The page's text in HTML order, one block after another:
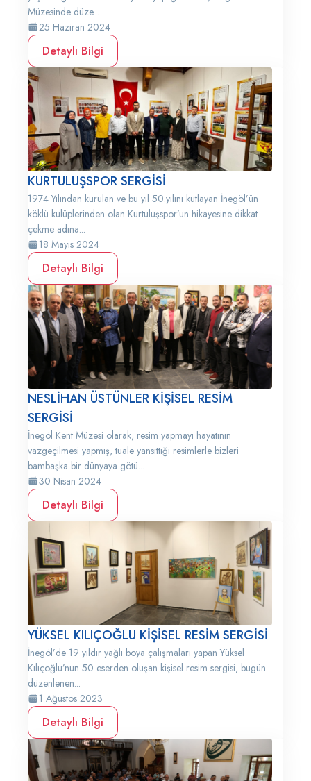
Müzesinde düze...
25 Haziran 2024
Detaylı Bilgi
KURTULUŞSPOR SERGİSİ
1974 Yılından kurulan ve bu yıl 50.yılını kutlayan İnegöl’ün
köklü kulüplerinden olan Kurtuluşspor’un hikayesine dikkat
çekme adına...
18 Mayıs 2024
Detaylı Bilgi
NESLİHAN ÜSTÜNLER KİŞİSEL RESİM
SERGİSİ
İnegöl Kent Müzesi olarak, resim yapmayı hayatının
vazgeçilmesi yapmış, tuale yansıttığı resimlerle bizleri
bambaşka bir dünyaya götü...
30 Nisan 2024
Detaylı Bilgi
YÜKSEL KILIÇOĞLU KİŞİSEL RESİM SERGİSİ
İnegöl’de 19 yıldır yağlı boya çalışmaları yapan Yüksel
Kılıçoğlu’nun 50 eserden oluşan kişisel resim sergisi, bugün
düzenlenen...
1 Ağustos 2023
Detaylı Bilgi